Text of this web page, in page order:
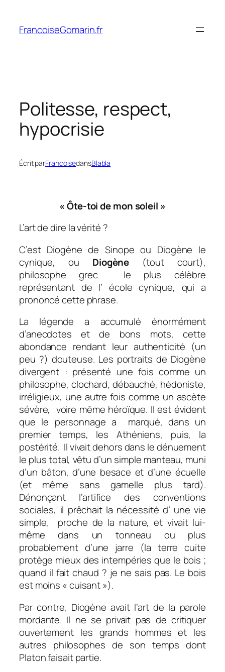
contenu
FrancoiseGomarin.fr
Politesse, respect,
hypocrisie
Écrit parFrancoisedansBlabla
« Ôte-toi de mon soleil »
L’art de dire la vérité ?
C’est Diogène de Sinope ou Diogène le
cynique, ou Diogène (tout court),
philosophe grec le plus célèbre
représentant de l’ école cynique, qui a
prononcé cette phrase.
La légende a accumulé énormément
d’anecdotes et de bons mots, cette
abondance rendant leur authenticité (un
peu ?) douteuse. Les portraits de Diogène
divergent : présenté une fois comme un
philosophe, clochard, débauché, hédoniste,
irréligieux, une autre fois comme un ascète
sévère, voire même héroïque. Il est évident
que le personnage a marqué, dans un
premier temps, les Athéniens, puis, la
postérité. Il vivait dehors dans le dénuement
le plus total, vêtu d’un simple manteau, muni
d’un bâton, d’une besace et d’une écuelle
(et même sans gamelle plus tard).
Dénonçant l’artifice des conventions
sociales, il prêchait la nécessité d’ une vie
simple, proche de la nature, et vivait lui-
même dans un tonneau ou plus
probablement d’une jarre (la terre cuite
protège mieux des intempéries que le bois ;
quand il fait chaud ? je ne sais pas. Le bois
est moins « cuisant »).
Par contre, Diogène avait l’art de la parole
mordante. Il ne se privait pas de critiquer
ouvertement les grands hommes et les
autres philosophes de son temps dont
Platon faisait partie.